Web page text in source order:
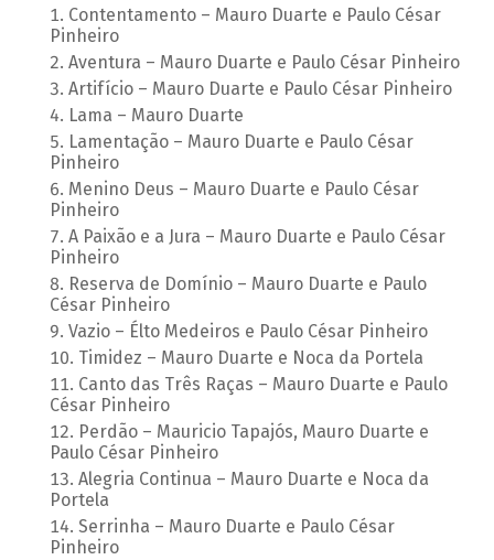
Contentamento – Mauro Duarte e Paulo César
Pinheiro
Aventura – Mauro Duarte e Paulo César Pinheiro
Artifício – Mauro Duarte e Paulo César Pinheiro
Lama – Mauro Duarte
Lamentação – Mauro Duarte e Paulo César
Pinheiro
Menino Deus – Mauro Duarte e Paulo César
Pinheiro
A Paixão e a Jura – Mauro Duarte e Paulo César
Pinheiro
Reserva de Domínio – Mauro Duarte e Paulo
César Pinheiro
Vazio – Élto Medeiros e Paulo César Pinheiro
Timidez – Mauro Duarte e Noca da Portela
Canto das Três Raças – Mauro Duarte e Paulo
César Pinheiro
Perdão – Mauricio Tapajós, Mauro Duarte e
Paulo César Pinheiro
Alegria Continua – Mauro Duarte e Noca da
Portela
Serrinha – Mauro Duarte e Paulo César
Pinheiro